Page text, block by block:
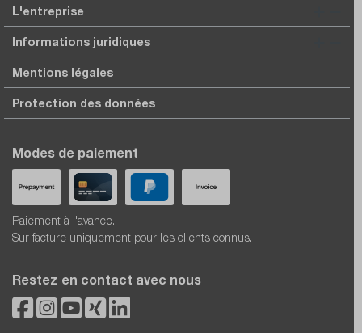
L'entreprise
Informations juridiques
Mentions légales
Protection des données
Modes de paiement
Paiement à l'avance.
Sur facture uniquement pour les clients connus.
Restez en contact avec nous